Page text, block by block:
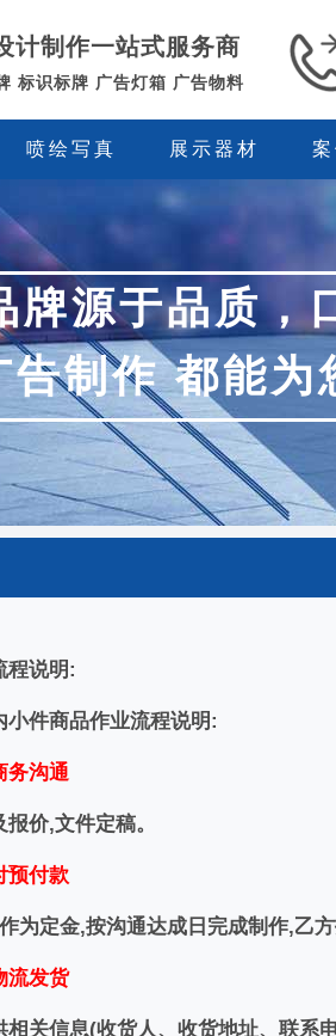
计制作一站式服务商
标识标牌 广告灯箱 广告物料
喷绘写真 展示器材
牌源于品质，
告制作 都能为
程说明:
小件商品作业流程说明:
务沟通
价,文件定稿。
预付款
为定金,按沟通达成日完成制作,乙
流发货
相关信息(收货人、收货地址、联系